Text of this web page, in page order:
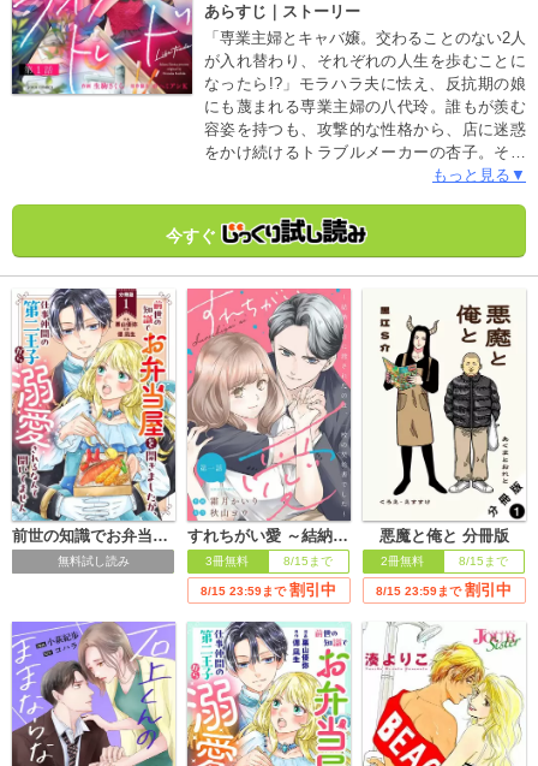
あらすじ｜ストーリー
「専業主婦とキャバ嬢。交わることのない2人
が入れ替わり、それぞれの人生を歩むことに
なったら!?」モラハラ夫に怯え、反抗期の娘
にも蔑まれる専業主婦の八代玲。誰もが羨む
容姿を持つも、攻撃的な性格から、店に迷惑
をかけ続けるトラブルメーカーの杏子。そん
な2人が道ですれ違った瞬間――――雷鳴がと
ぐにそれぞれの人格が入れ替わってしまった
ことに気がつく。若く美しい身体を手に入れ
手に入れた杏子。2人は身体を入れ替えたま
ま、強制的にそれぞれの人生を歩むことにな
る。それぞれの秘密を抱えて――――――
もっと見る▼
今すぐ
前世の知識でお弁当屋を開きましたが、仕事仲間の第二王子から溺愛されるなんて聞いてません 分冊版
無料試し読み
すれちがい愛 ～結納の日に渡されたのは、一枚の契約書でした～ 分冊版
3冊無料 8/15まで
8/15 23:59まで 割引中
悪魔と俺と 分冊版
2冊無料 8/15まで
8/15 23:59まで 割引中